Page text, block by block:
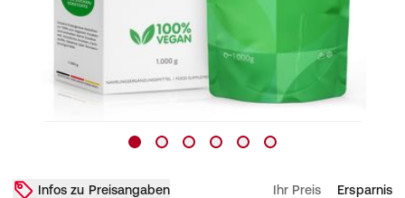
Infos zu Preisangaben Ihr Preis Ersparnis